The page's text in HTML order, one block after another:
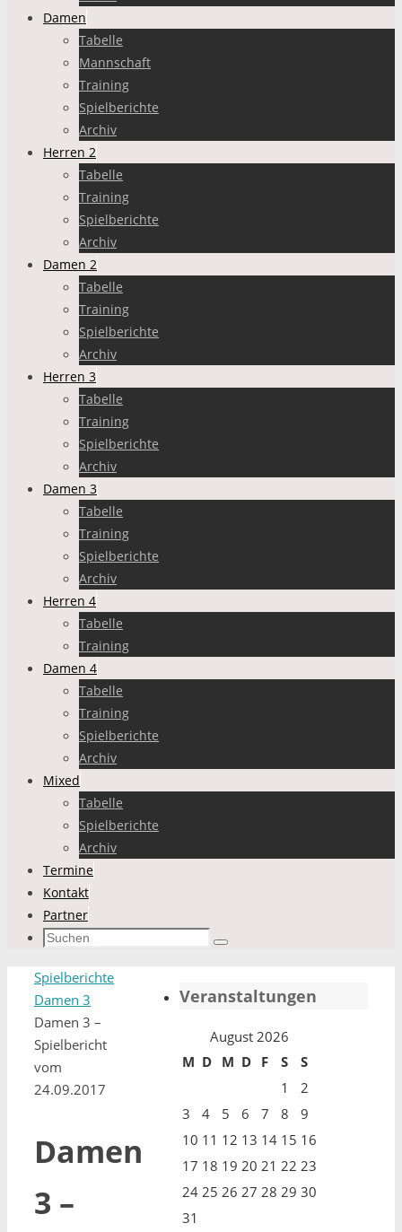
Damen
Tabelle
Mannschaft
Training
Spielberichte
Archiv
Herren 2
Tabelle
Training
Spielberichte
Archiv
Damen 2
Tabelle
Training
Spielberichte
Archiv
Herren 3
Tabelle
Training
Spielberichte
Archiv
Damen 3
Tabelle
Training
Spielberichte
Archiv
Herren 4
Tabelle
Training
Damen 4
Tabelle
Training
Spielberichte
Archiv
Mixed
Tabelle
Spielberichte
Archiv
Termine
Kontakt
Partner
Suchen
Suchen
Start
Spielberichte
Damen 3
Damen 3 –
Spielbericht
vom
24.09.2017
Damen
3 –
Veranstaltungen
August 2026
M D M D F S
S
1
2
3
4 5 6 7 8
9
10 11 12 13 14 15 16
17 18 19 20 21 22 23
24 25 26 27 28 29 30
31